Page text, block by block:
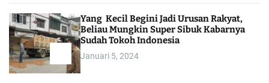
Yang Kecil Begini Jadi Urusan Rakyat,
Beliau Mungkin Super Sibuk Kabarnya
Sudah Tokoh Indonesia
Januari 5, 2024